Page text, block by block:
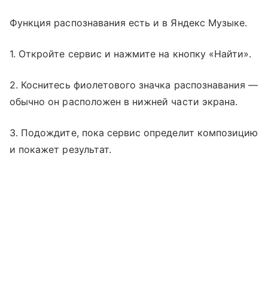
Функция распознавания есть и в Яндекс Музыке.
1. Откройте сервис и нажмите на кнопку «Найти».
2. Коснитесь фиолетового значка распознавания —
обычно он расположен в нижней части экрана.
3. Подождите, пока сервис определит композицию
и покажет результат.